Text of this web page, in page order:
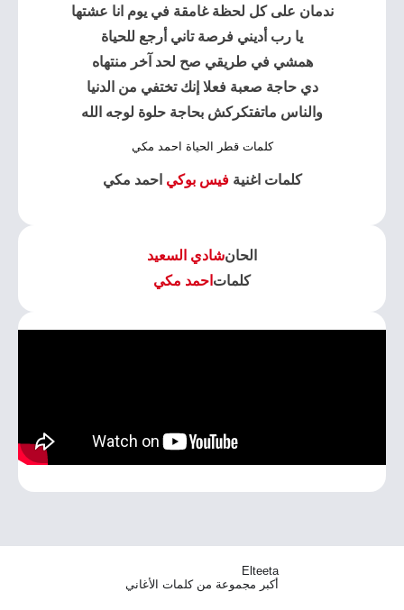
ندمان على كل لحظة غامقة في يوم انا عشتها
يا رب أديني فرصة تاني أرجع للحياة
همشي في طريقي صح لحد آخر منتهاه
دي حاجة صعبة فعلا إنك تختفي من الدنيا
والناس ماتفتكركش بحاجة حلوة لوجه الله
كلمات قطر الحياة احمد مكي
كلمات اغنيةفيس بوكي احمد مكي
الحانشادي السعيد
كلمات احمد مكي
Elteeta
أكبر مجموعة من كلمات الأغاني